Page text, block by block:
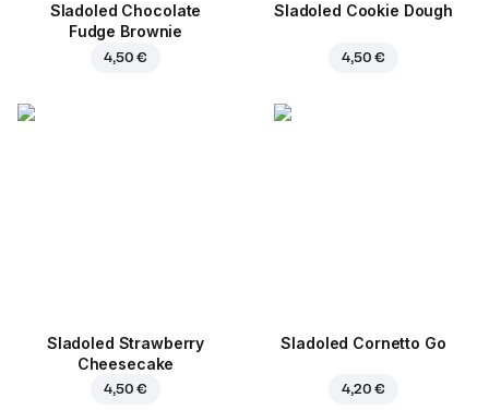
Sladoled Chocolate
Fudge Brownie
4,50 €
Sladoled Cookie Dough
4,50 €
Sladoled Strawberry
Cheesecake
4,50 €
Sladoled Cornetto Go
4,20 €